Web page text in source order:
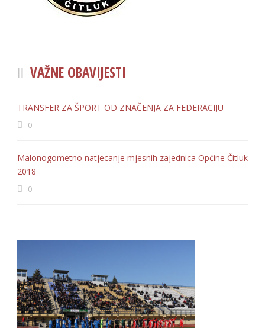
VAŽNE OBAVIJESTI
TRANSFER ZA ŠPORT OD ZNAČENJA ZA FEDERACIJU
0
Malonogometno natjecanje mjesnih zajednica Općine Čitluk
2018
0